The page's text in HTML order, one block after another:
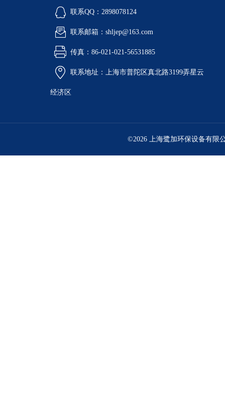
联系QQ：2898078124
联系邮箱：shljep@163.com
传真：86-021-021-56531885
联系地址：上海市普陀区真北路3199弄星云
经济区
©2026 上海鹭加环保设备有限